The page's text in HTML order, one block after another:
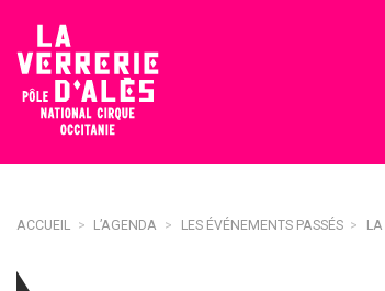
content
ACCUEIL > L’AGENDA > LES ÉVÉNEMENTS PASSÉS >